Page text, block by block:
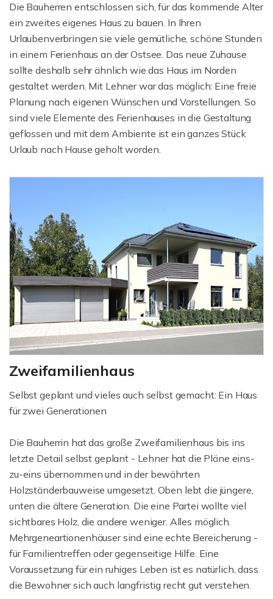
Die Bauherren entschlossen sich, für das kommende Alter
ein zweites eigenes Haus zu bauen. In Ihren
Urlaubenverbringen sie viele gemütliche, schöne Stunden
in einem Ferienhaus an der Ostsee. Das neue Zuhause
sollte deshalb sehr ähnlich wie das Haus im Norden
gestaltet werden. Mit Lehner war das möglich: Eine freie
Planung nach eigenen Wünschen und Vorstellungen. So
sind viele Elemente des Ferienhauses in die Gestaltung
geflossen und mit dem Ambiente ist ein ganzes Stück
Urlaub nach Hause geholt worden.
Zweifamilienhaus
Selbst geplant und vieles auch selbst gemacht: Ein Haus
für zwei Generationen
Die Bauherrin hat das große Zweifamilienhaus bis ins
letzte Detail selbst geplant - Lehner hat die Pläne eins-
zu-eins übernommen und in der bewährten
Holzständerbauweise umgesetzt. Oben lebt die jüngere,
unten die ältere Generation. Die eine Partei wollte viel
sichtbares Holz, die andere weniger. Alles möglich.
Mehrgeneartionenhäuser sind eine echte Bereicherung -
für Familientreffen oder gegenseitige Hilfe. Eine
Voraussetzung für ein ruhiges Leben ist es natürlich, dass
die Bewohner sich auch langfristig recht gut verstehen.